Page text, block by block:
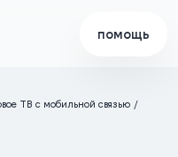
помощь
ТВ с мобильной связью